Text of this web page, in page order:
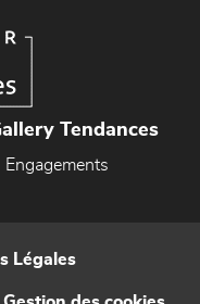
Tendances
Engagements
Légales